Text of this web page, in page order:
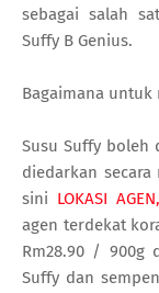
sebagai salah
Suffy B Genius.
Bagaimana untuk
Susu Suffy boleh
diedarkan
sini LOKASI
agen terdekat
Rm28.90 / 900g
Suffy dan